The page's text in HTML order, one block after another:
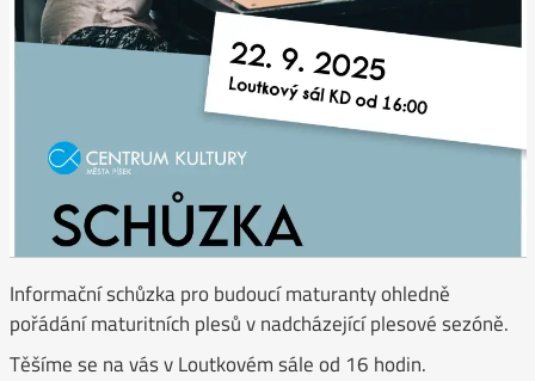
Informační schůzka pro budoucí maturanty ohledně
pořádání maturitních plesů v nadcházející plesové sezóně.
Těšíme se na vás v Loutkovém sále od 16 hodin.